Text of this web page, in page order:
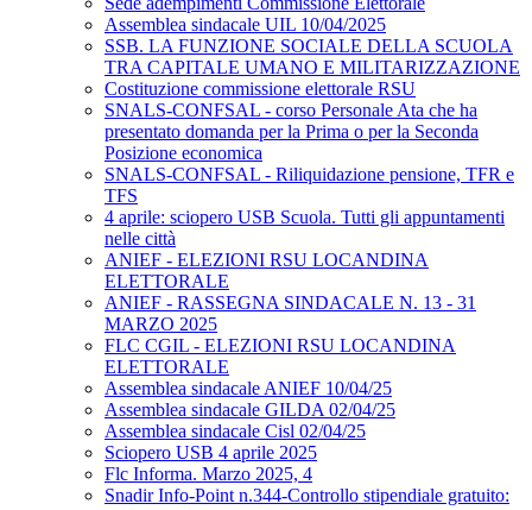
Assemblea sindacale UIL 10/04/2025
SSB. LA FUNZIONE SOCIALE DELLA SCUOLA
TRA CAPITALE UMANO E MILITARIZZAZIONE
Costituzione commissione elettorale RSU
SNALS-CONFSAL - corso Personale Ata che ha
presentato domanda per la Prima o per la Seconda
Posizione economica
SNALS-CONFSAL - Riliquidazione pensione, TFR e
TFS
4 aprile: sciopero USB Scuola. Tutti gli appuntamenti
nelle città
ANIEF - ELEZIONI RSU LOCANDINA
ELETTORALE
ANIEF - RASSEGNA SINDACALE N. 13 - 31
MARZO 2025
FLC CGIL - ELEZIONI RSU LOCANDINA
ELETTORALE
Assemblea sindacale ANIEF 10/04/25
Assemblea sindacale GILDA 02/04/25
Assemblea sindacale Cisl 02/04/25
Sciopero USB 4 aprile 2025
Flc Informa. Marzo 2025, 4
Snadir Info-Point n.344-Controllo stipendiale gratuito: